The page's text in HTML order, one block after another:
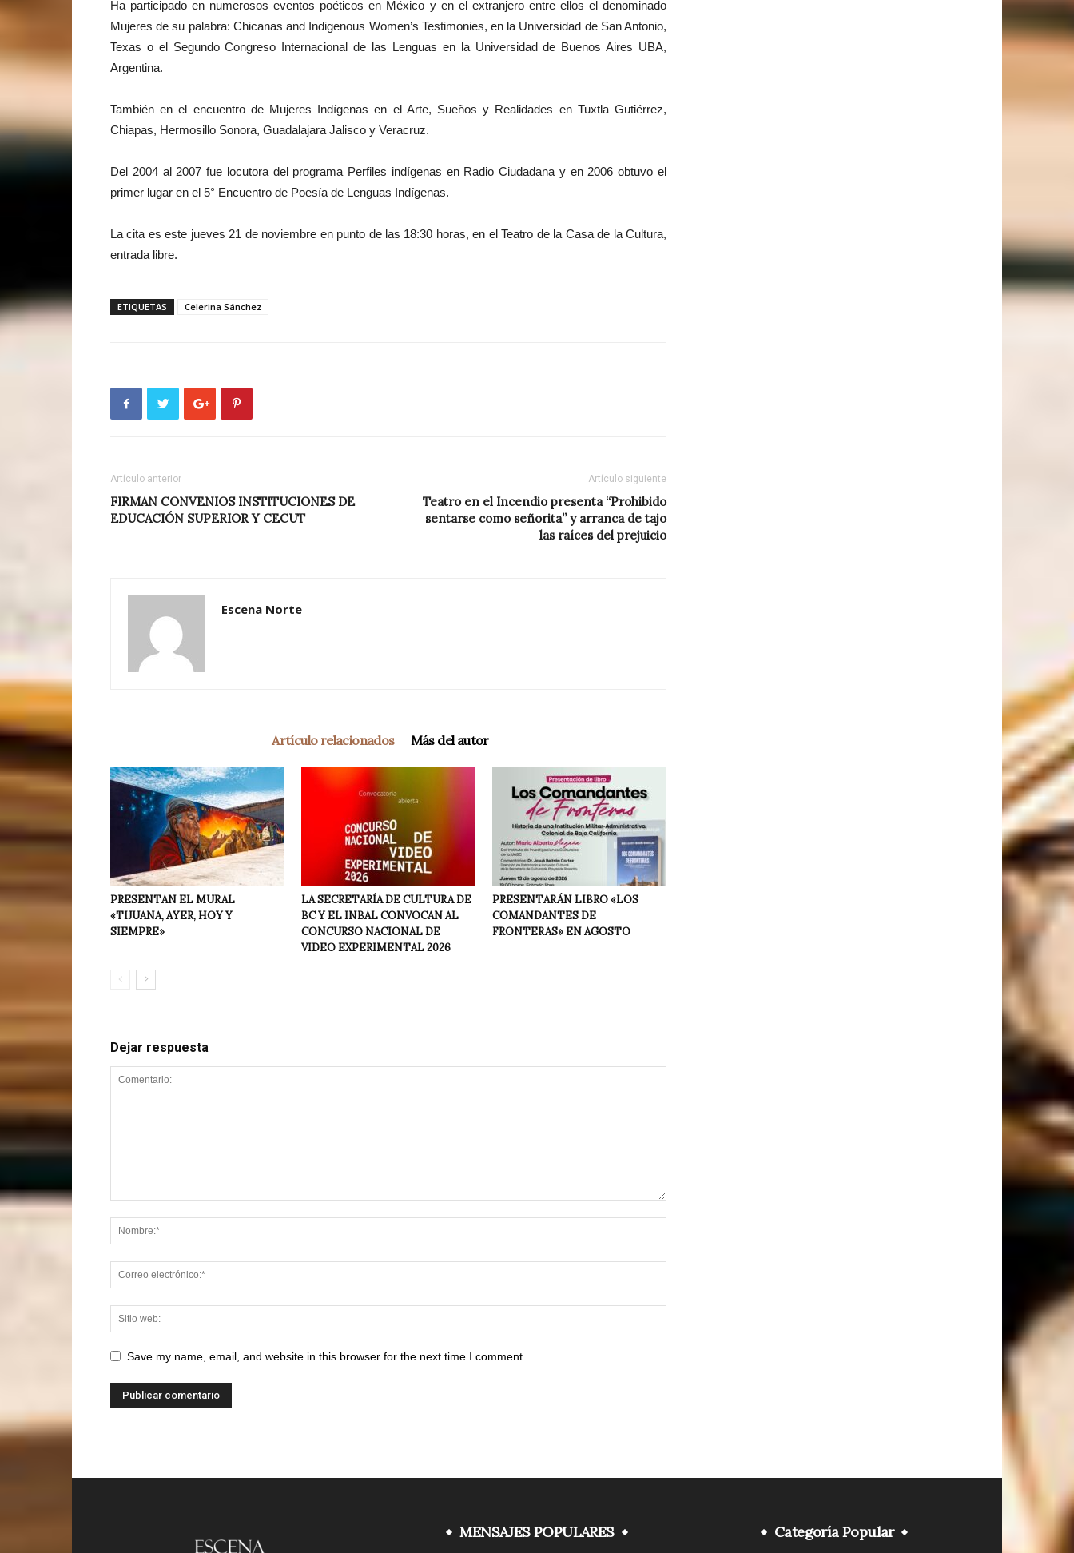
Ha participado en numerosos eventos poéticos en México y en el extranjero entre ellos el denominado
Mujeres de su palabra: Chicanas and Indigenous Women’s Testimonies, en la Universidad de San Antonio,
Texas o el Segundo Congreso Internacional de las Lenguas en la Universidad de Buenos Aires UBA,
Argentina.
También en el encuentro de Mujeres Indígenas en el Arte, Sueños y Realidades en Tuxtla Gutiérrez,
Chiapas, Hermosillo Sonora, Guadalajara Jalisco y Veracruz.
Del 2004 al 2007 fue locutora del programa Perfiles indígenas en Radio Ciudadana y en 2006 obtuvo el
primer lugar en el 5° Encuentro de Poesía de Lenguas Indígenas.
La cita es este jueves 21 de noviembre en punto de las 18:30 horas, en el Teatro de la Casa de la Cultura,
entrada libre.
ETIQUETAS Celerina Sánchez
Artículo anterior
FIRMAN CONVENIOS INSTITUCIONES DE
EDUCACIÓN SUPERIOR Y CECUT
Artículo siguiente
Teatro en el Incendio presenta “Prohibido
sentarse como señorita” y arranca de tajo
las raíces del prejuicio
Escena Norte
Artículo relacionados Más del autor
PRESENTAN EL MURAL
«TIJUANA, AYER, HOY Y
SIEMPRE»
LA SECRETARÍA DE CULTURA DE
BC Y EL INBAL CONVOCAN AL
CONCURSO NACIONAL DE
VIDEO EXPERIMENTAL 2026
PRESENTARÁN LIBRO «LOS
COMANDANTES DE
FRONTERAS» EN AGOSTO
Dejar respuesta
Save my name, email, and website in this browser for the next time I comment.
MENSAJES POPULARES Categoría Popular